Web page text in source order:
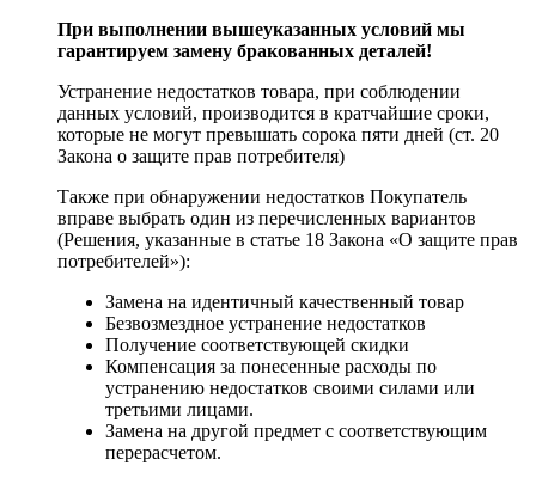
При выполнении вышеуказанных условий мы
гарантируем замену бракованных деталей!
Устранение недостатков товара, при соблюдении
данных условий, производится в кратчайшие сроки,
которые не могут превышать сорока пяти дней (ст. 20
Закона о защите прав потребителя)
Также при обнаружении недостатков Покупатель
вправе выбрать один из перечисленных вариантов
(Решения, указанные в статье 18 Закона «О защите прав
потребителей»):
Замена на идентичный качественный товар
Безвозмездное устранение недостатков
Получение соответствующей скидки
Компенсация за понесенные расходы по
устранению недостатков своими силами или
третьими лицами.
Замена на другой предмет с соответствующим
перерасчетом.